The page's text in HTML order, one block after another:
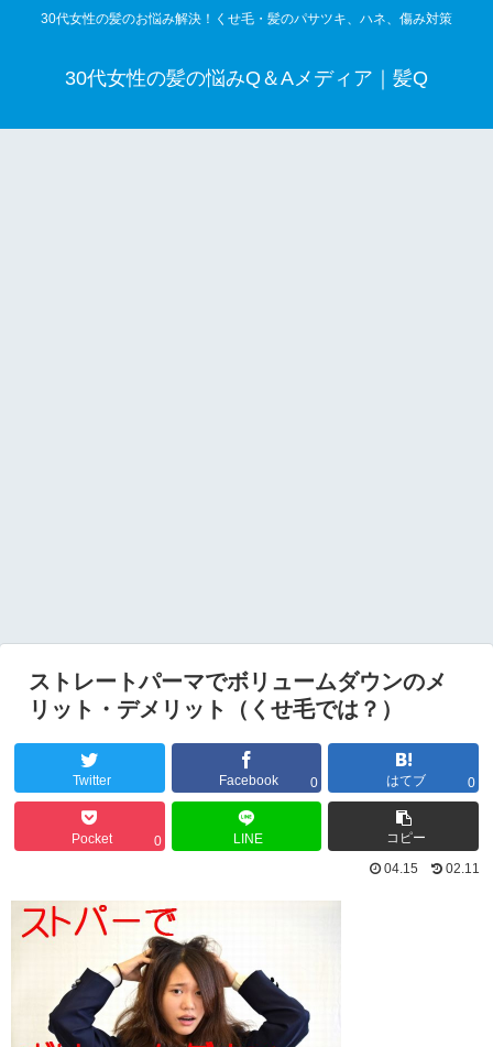
30代女性の髪のお悩み解決！くせ毛・髪のパサツキ、ハネ、傷み対策
30代女性の髪の悩みQ＆Aメディア｜髪Q
ストレートパーマでボリュームダウンのメ
リット・デメリット（くせ毛では？）
Twitter Facebook 0 はてブ 0
Pocket 0 LINE コピー
04.15 02.11